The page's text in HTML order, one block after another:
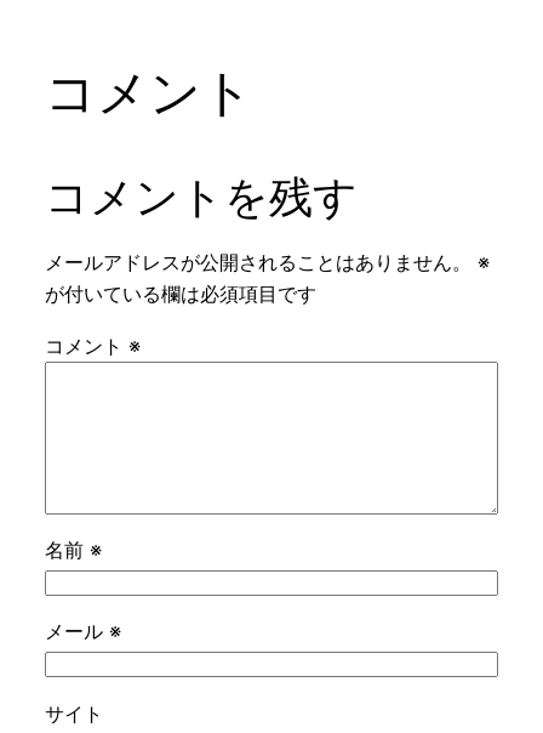
コメント
コメントを残す
メールアドレスが公開されることはありません。
※
が付いている欄は必須項目です
コメント ※
名前 ※
メール ※
サイト